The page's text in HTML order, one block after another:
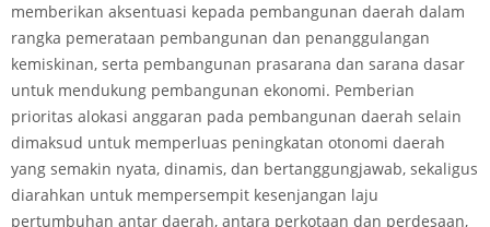
memberikan aksentuasi kepada pembangunan daerah dalam
rangka pemerataan pembangunan dan penanggulangan
kemiskinan, serta pembangunan prasarana dan sarana dasar
untuk mendukung pembangunan ekonomi. Pemberian
prioritas alokasi anggaran pada pembangunan daerah selain
dimaksud untuk memperluas peningkatan otonomi daerah
yang semakin nyata, dinamis, dan bertanggungjawab, sekaligus
diarahkan untuk mempersempit kesenjangan laju
pertumbuhan antar daerah, antara perkotaan dan perdesaan,